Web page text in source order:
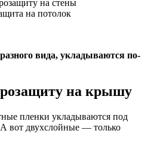
на стены
на потолок
вида, укладываются по-
на крышу
пленки укладываются под
вот двухслойные — только